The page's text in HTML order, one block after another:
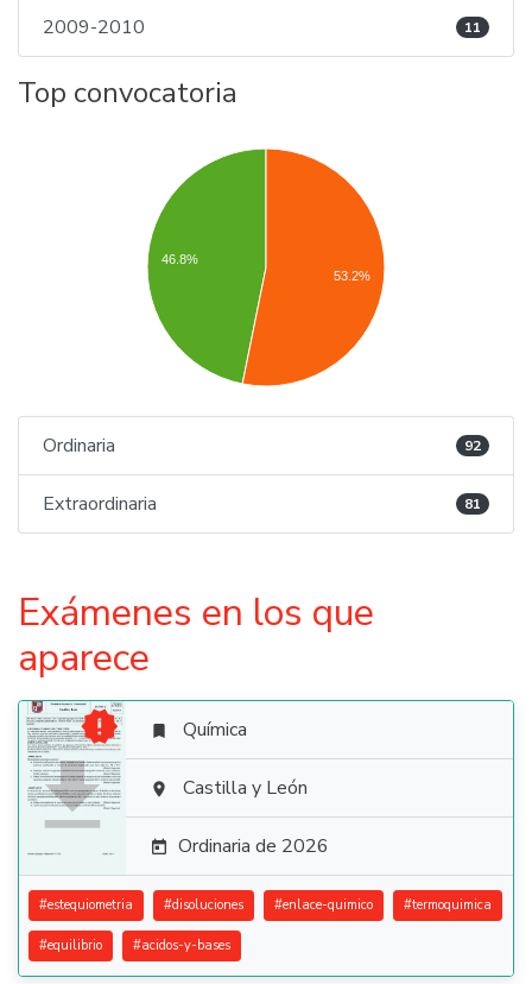
2009-2010 11
Top convocatoria
46.8%
53.2%
Ordinaria 92
Extraordinaria 81
Exámenes en los que
aparece

  Química
 Castilla y León
 Ordinaria de 2026
#estequiometria #disoluciones #enlace-quimico #termoquimica
#equilibrio #acidos-y-bases